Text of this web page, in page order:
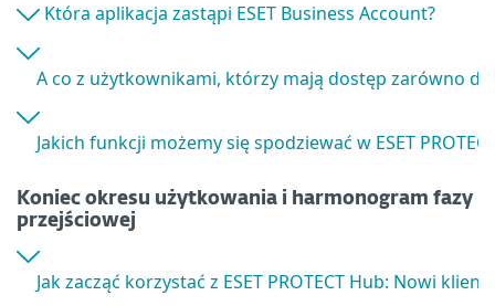
Która aplikacja zastąpi ESET Business Account?
A co z użytkownikami, którzy mają dostęp zarówno do
Jakich funkcji możemy się spodziewać w ESET
Koniec okresu użytkowania i harmonogram fazy
przejściowej
Jak zacząć korzystać z ESET PROTECT Hub: Nowi klienci